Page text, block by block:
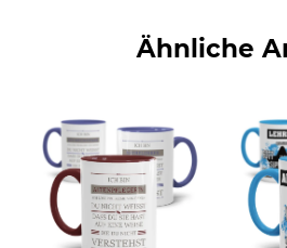
Ähnliche